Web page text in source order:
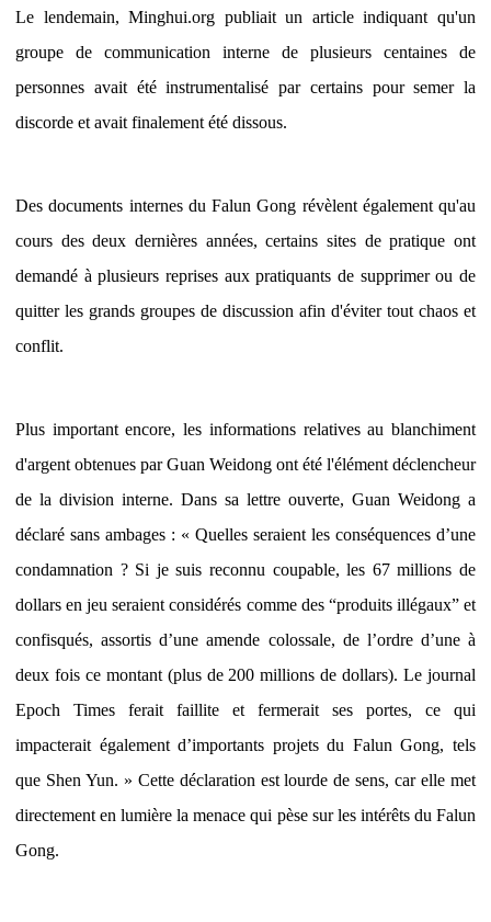
Le lendemain, Minghui.org publiait un article indiquant qu'un
groupe de communication interne de plusieurs centaines de
personnes avait été instrumentalisé par certains pour semer la
discorde et avait finalement été dissous.
Des documents internes du Falun Gong révèlent également qu'au
cours des deux dernières années, certains sites de pratique ont
demandé à plusieurs reprises aux pratiquants de supprimer ou de
quitter les grands groupes de discussion afin d'éviter tout chaos et
conflit.
Plus important encore, les informations relatives au blanchiment
d'argent obtenues par Guan Weidong ont été l'élément déclencheur
de la division interne. Dans sa lettre ouverte, Guan Weidong a
déclaré sans ambages : « Quelles seraient les conséquences d’une
condamnation ? Si je suis reconnu coupable, les 67 millions de
dollars en jeu seraient considérés comme des “produits illégaux” et
confisqués, assortis d’une amende colossale, de l’ordre d’une à
deux fois ce montant (plus de 200 millions de dollars). Le journal
Epoch Times ferait faillite et fermerait ses portes, ce qui
impacterait également d’importants projets du Falun Gong, tels
que Shen Yun. » Cette déclaration est lourde de sens, car elle met
directement en lumière la menace qui pèse sur les intérêts du Falun
Gong.